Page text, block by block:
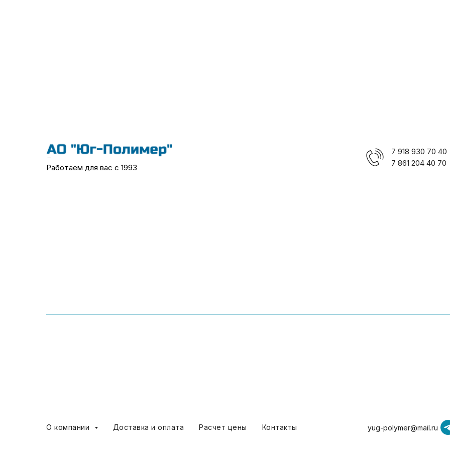
Работаем для вас с 1993
7 918 930 70 40
7 861 204 40 70
О компании Доставка и оплата Расчет цены Контакты yug-polymer@mail.ru